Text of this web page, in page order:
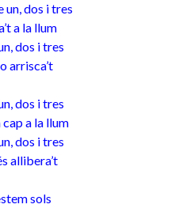
un, dos i tres
a la llum
dos i tres
arrisca’t
dos i tres
a la llum
dos i tres
allibera’t
sols